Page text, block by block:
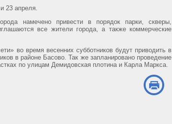
23 апреля.
намечено привести в порядок парки, скверы,
все жители города, а также коммерческие
во время весенних субботников будут приводить в
в районе Басово. Так же запланировано проведение
по улицам Демидовская плотина и Карла Маркса.